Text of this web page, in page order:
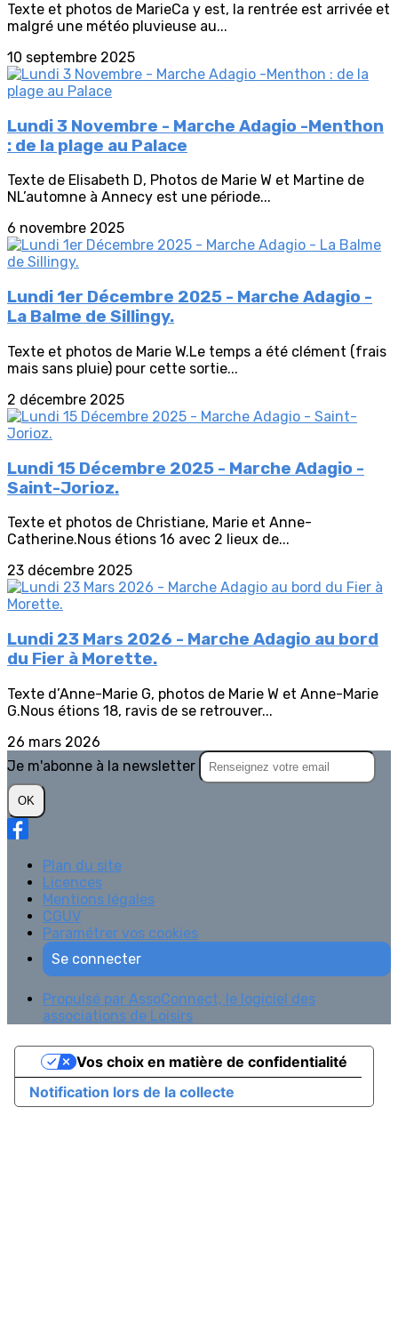
Texte et photos de MarieCa y est, la rentrée est arrivée et
malgré une météo pluvieuse au...
10 septembre 2025
Lundi 3 Novembre - Marche Adagio -Menthon
: de la plage au Palace
Texte de Elisabeth D, Photos de Marie W et Martine de
NL’automne à Annecy est une période...
6 novembre 2025
Lundi 1er Décembre 2025 - Marche Adagio -
La Balme de Sillingy.
Texte et photos de Marie W.Le temps a été clément (frais
mais sans pluie) pour cette sortie...
2 décembre 2025
Lundi 15 Décembre 2025 - Marche Adagio -
Saint-Jorioz.
Texte et photos de Christiane, Marie et Anne-
Catherine.Nous étions 16 avec 2 lieux de...
23 décembre 2025
Lundi 23 Mars 2026 - Marche Adagio au bord
du Fier à Morette.
Texte d’Anne-Marie G, photos de Marie W et Anne-Marie
G.Nous étions 18, ravis de se retrouver...
26 mars 2026
Je m'abonne à la newsletter
OK
Plan du site
Licences
Mentions légales
CGUV
Paramétrer vos cookies
Se connecter
Propulsé par AssoConnect, le logiciel des
associations de Loisirs
Notification lors de la collecte
Vos choix en matière de confidentialité